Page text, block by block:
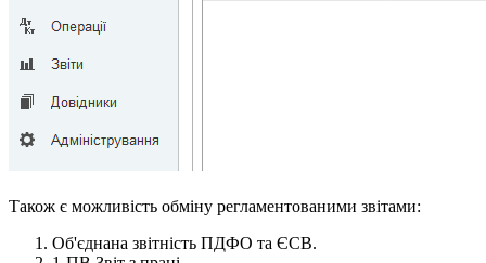
Також є можливість обміну регламентованими звітами:
Об'єднана звітність ПДФО та ЄСВ.